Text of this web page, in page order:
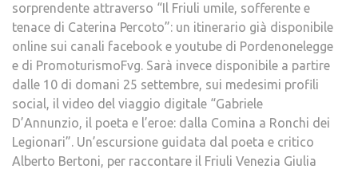
sorprendente attraverso “Il Friuli umile, sofferente e
tenace di Caterina Percoto”: un itinerario già disponibile
online sui canali facebook e youtube di Pordenonelegge
e di PromoturismoFvg. Sarà invece disponibile a partire
dalle 10 di domani 25 settembre, sui medesimi profili
social, il video del viaggio digitale “Gabriele
D’Annunzio, il poeta e l’eroe: dalla Comina a Ronchi dei
Legionari”. Un’escursione guidata dal poeta e critico
Alberto Bertoni, per raccontare il Friuli Venezia Giulia